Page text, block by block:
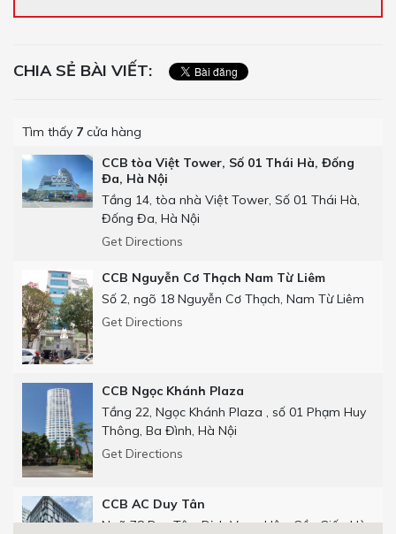
CHIA SẺ BÀI VIẾT:
Tìm thấy 7 cửa hàng
CCB tòa Việt Tower, Số 01 Thái Hà, Đống
Đa, Hà Nội
Tầng 14, tòa nhà Việt Tower, Số 01 Thái Hà,
Đống Đa, Hà Nội
Get Directions
CCB Nguyễn Cơ Thạch Nam Từ Liêm
Số 2, ngõ 18 Nguyễn Cơ Thạch, Nam Từ Liêm
Get Directions
CCB Ngọc Khánh Plaza
Tầng 22, Ngọc Khánh Plaza , số 01 Phạm Huy
Thông, Ba Đình, Hà Nội
Get Directions
CCB AC Duy Tân
Ngõ 78 Duy Tân, Dịch Vọng Hậu, Cầu Giấy, Hà